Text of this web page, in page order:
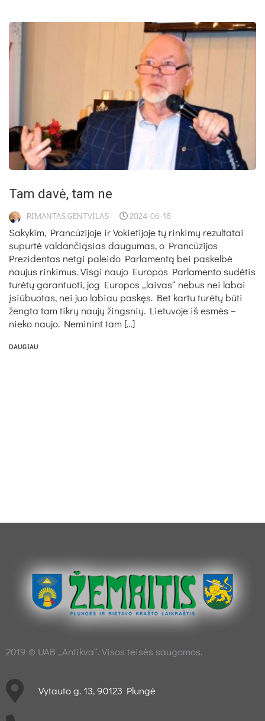
Tam davė, tam ne
RIMANTAS GENTVILAS 2024-06-18
Sakykim, Prancūzijoje ir Vokietijoje tų rinkimų rezultatai
supurtė valdančiąsias daugumas, o Prancūzijos
Prezidentas netgi paleido Parlamentą bei paskelbė
naujus rinkimus. Visgi naujo Europos Parlamento sudėtis
turėtų garantuoti, jog Europos „laivas“ nebus nei labai
įsiūbuotas, nei juo labiau paskęs. Bet kartu turėtų būti
žengta tam tikrų naujų žingsnių. Lietuvoje iš esmės –
nieko naujo. Neminint tam […]
DAUGIAU
2019 © UAB „Antikva“. Visos teisės saugomos.
Vytauto g. 13, 90123 Plungė